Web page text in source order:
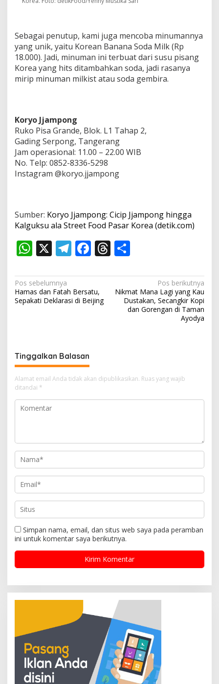
Sebagai penutup, kami juga mencoba minumannya
yang unik, yaitu Korean Banana Soda Milk (Rp
18.000). Jadi, minuman ini terbuat dari susu pisang
Korea yang hits ditambahkan soda, jadi rasanya
mirip minuman milkist atau soda gembira.
Koryo Jjampong
Ruko Pisa Grande, Blok. L1 Tahap 2,
Gading Serpong, Tangerang
Jam operasional: 11.00 – 22.00 WIB
No. Telp: 0852-8336-5298
Instagram @koryo.jjampong
Sumber: Koryo Jjampong: Cicip Jjampong hingga
Kalguksu ala Street Food Pasar Korea (detik.com)
W
at
s
X T
e
gr
F
e
b
o
T
re
a
ar
e
N
a
a
s
i
p
o
Pos sebelumnya
Hamas dan Fatah Bersatu,
Sepakati Deklarasi di Beijing
Pos berikutnya
Nikmat Mana Lagi yang Kau
Dustakan, Secangkir Kopi
dan Gorengan di Taman
Ayodya
Tinggalkan Balasan
Alamat email Anda tidak akan dipublikasikan. Ruas yang wajib
ditandai *
Simpan nama, email, dan situs web saya pada peramban
ini untuk komentar saya berikutnya.